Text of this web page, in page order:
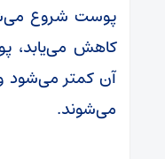
پوست شروع
کاهش می‌یابد،
آن کمتر می‌شود
می‌شوند.